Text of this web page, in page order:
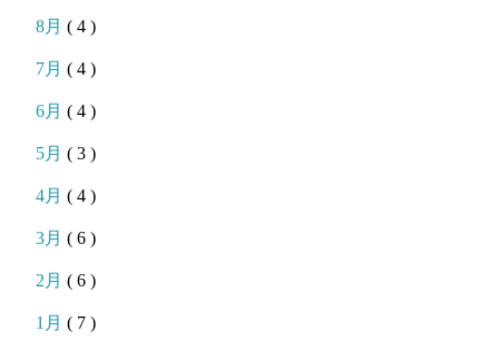
8月( 4 )
7月( 4 )
6月( 4 )
5月( 3 )
4月( 4 )
3月( 6 )
2月( 6 )
1月( 7 )